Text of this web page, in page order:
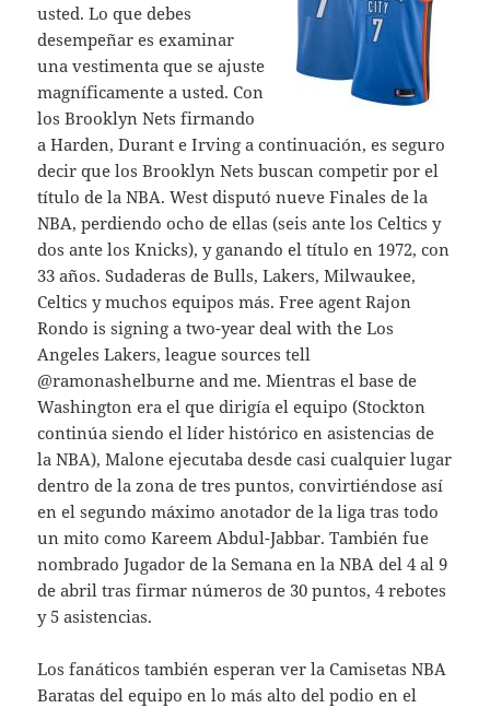
usted. Lo que debes
desempeñar es examinar
una vestimenta que se ajuste
magníficamente a usted. Con
los Brooklyn Nets firmando
a Harden, Durant e Irving a continuación, es seguro
decir que los Brooklyn Nets buscan competir por el
título de la NBA. West disputó nueve Finales de la
NBA, perdiendo ocho de ellas (seis ante los Celtics y
dos ante los Knicks), y ganando el título en 1972, con
33 años. Sudaderas de Bulls, Lakers, Milwaukee,
Celtics y muchos equipos más. Free agent Rajon
Rondo is signing a two-year deal with the Los
Angeles Lakers, league sources tell
@ramonashelburne and me. Mientras el base de
Washington era el que dirigía el equipo (Stockton
continúa siendo el líder histórico en asistencias de
la NBA), Malone ejecutaba desde casi cualquier lugar
dentro de la zona de tres puntos, convirtiéndose así
en el segundo máximo anotador de la liga tras todo
un mito como Kareem Abdul-Jabbar. También fue
nombrado Jugador de la Semana en la NBA del 4 al 9
de abril tras firmar números de 30 puntos, 4 rebotes
y 5 asistencias.
Los fanáticos también esperan ver la Camisetas NBA
Baratas del equipo en lo más alto del podio en el